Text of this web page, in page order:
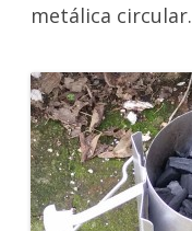
metálica circular.